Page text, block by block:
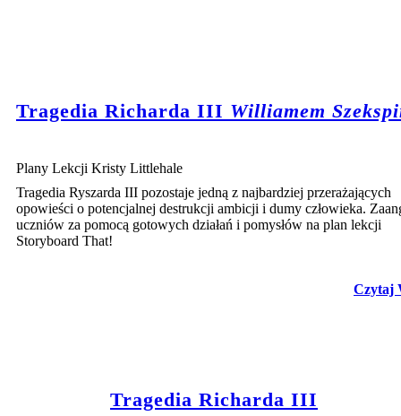
Tragedia Richarda III Williamem
Plany Lekcji Kristy Littlehale
Tragedia Ryszarda III pozostaje jedną z najbardziej przerażających
opowieści o potencjalnej destrukcji ambicji i dumy człowieka.
uczniów za pomocą gotowych działań i pomysłów na plan lekcji
Storyboard That!
Czytaj
Tragedia Richarda III